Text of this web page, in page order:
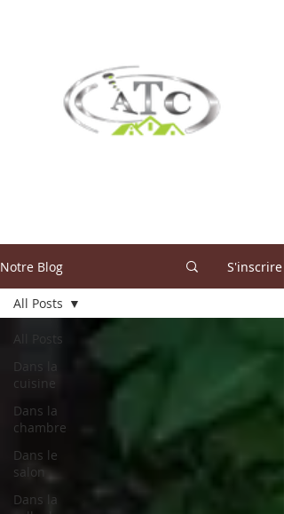
Notre Blog S'inscrire
All Posts
Dans la
cuisine
Dans la
chambre
Dans le
salon
Dans la
All Posts